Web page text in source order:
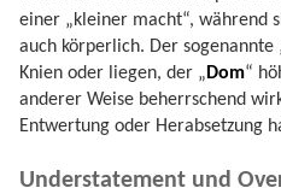
einer „kleiner macht“, während
auch körperlich. Der sogenannte
Knien oder liegen, der „ Dom“
anderer Weise beherrschend
Entwertung oder Herabsetzung
Understatement und